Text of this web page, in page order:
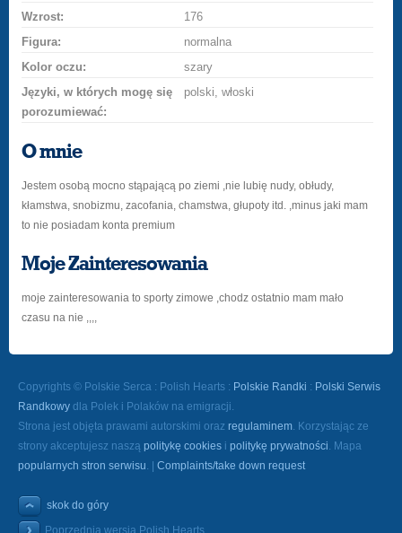
Wzrost:
176
Figura:
normalna
Kolor oczu:
szary
Języki, w których mogę się
porozumiewać:
polski, włoski
O mnie
Jestem osobą mocno stąpającą po ziemi ,nie lubię nudy, obłudy,
kłamstwa, snobizmu, zacofania, chamstwa, głupoty itd. ,minus jaki mam
to nie posiadam konta premium
Moje Zainteresowania
moje zainteresowania to sporty zimowe ,chodz ostatnio mam mało
czasu na nie ,,,,
Copyrights © Polskie Serca : Polish Hearts : Polskie Randki : Polski Serwis
Randkowy dla Polek i Polaków na emigracji.
Strona jest objęta prawami autorskimi oraz regulaminem. Korzystając ze
strony akceptujesz naszą politykę cookies i politykę prywatności. Mapa
popularnych stron serwisu. | Complaints/take down request
skok do góry
Poprzednia wersja Polish Hearts